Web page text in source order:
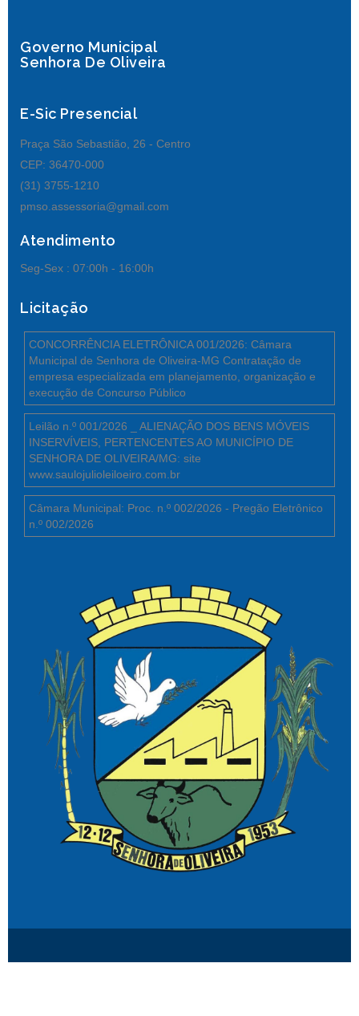
Governo Municipal
Senhora De Oliveira
E-Sic Presencial
Praça São Sebastião, 26 - Centro
CEP: 36470-000
(31) 3755-1210
pmso.assessoria@gmail.com
Atendimento
Seg-Sex : 07:00h - 16:00h
Licitação
CONCORRÊNCIA ELETRÔNICA 001/2026: Câmara
Municipal de Senhora de Oliveira-MG Contratação de
empresa especializada em planejamento, organização e
execução de Concurso Público
Leilão n.º 001/2026 _ ALIENAÇÃO DOS BENS MÓVEIS
INSERVÍVEIS, PERTENCENTES AO MUNICÍPIO DE
SENHORA DE OLIVEIRA/MG: site
www.saulojulioleiloeiro.com.br
Câmara Municipal: Proc. n.º 002/2026 - Pregão Eletrônico
n.º 002/2026